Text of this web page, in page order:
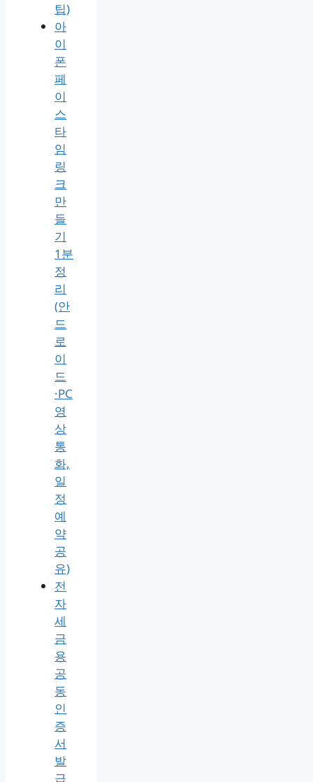
총
정
리
(안
될
때
해
결
꿀
팁)
아
이
폰
페
이
스
타
임
링
크
만
들
기
1분
정
리
(안
드
로
이
드
·PC
영
상
통
화,
일
정
예
약
공
유)
전
자